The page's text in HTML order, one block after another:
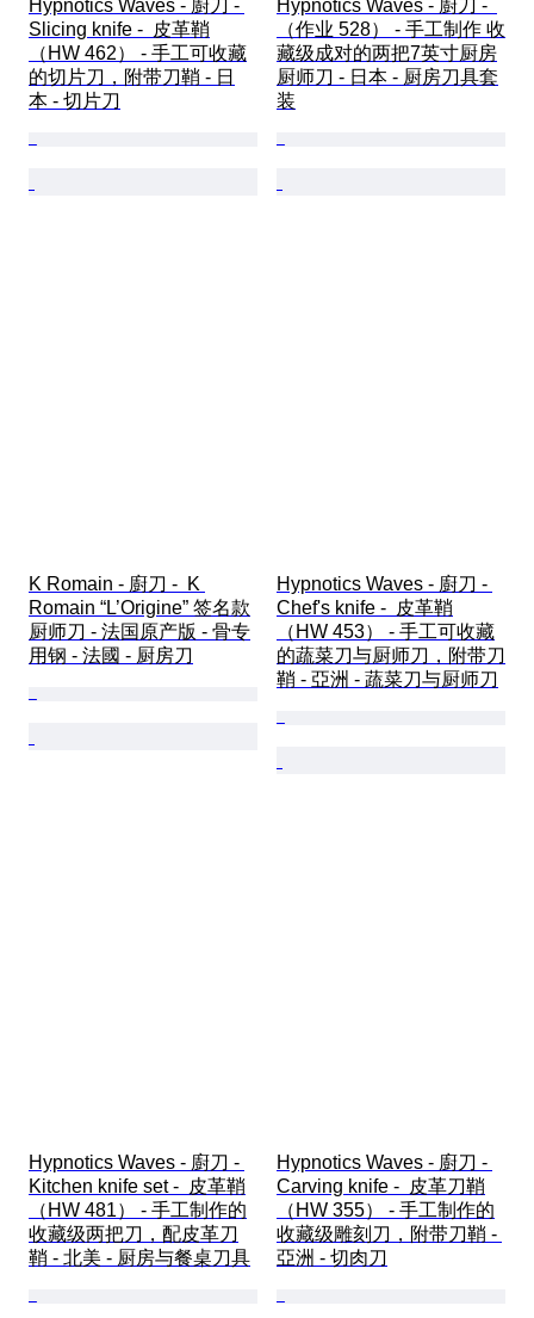
Hypnotics Waves - 廚刀 -
Slicing knife -  皮革鞘
（HW 462） - 手工可收藏
的切片刀，附带刀鞘 - 日
本 - 切片刀
Hypnotics Waves - 廚刀 -
（作业 528） - 手工制作 收
藏级成对的两把7英寸厨房
厨师刀 - 日本 - 厨房刀具套
装
K Romain - 廚刀 -  K
Romain “L’Origine” 签名款
厨师刀 - 法国原产版 - 骨专
用钢 - 法國 - 厨房刀
Hypnotics Waves - 廚刀 -
Chef's knife -  皮革鞘
（HW 453） - 手工可收藏
的蔬菜刀与厨师刀，附带刀
鞘 - 亞洲 - 蔬菜刀与厨师刀
Hypnotics Waves - 廚刀 -
Kitchen knife set -  皮革鞘
（HW 481） - 手工制作的
收藏级两把刀，配皮革刀
鞘 - 北美 - 厨房与餐桌刀具
Hypnotics Waves - 廚刀 -
Carving knife -  皮革刀鞘
（HW 355） - 手工制作的
收藏级雕刻刀，附带刀鞘 -
亞洲 - 切肉刀